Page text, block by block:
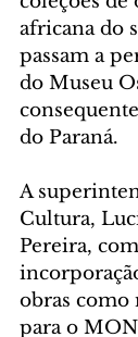
africana do
passam a
do Museu
do Paraná.
A
Cultura,
Pereira,
obras como
para o